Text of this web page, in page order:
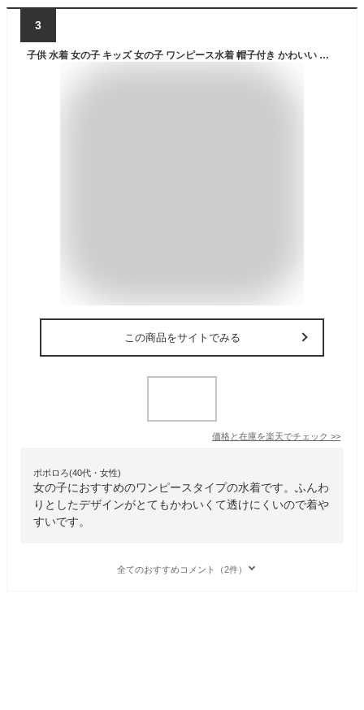
3
子供 水着 女の子 キッズ 女の子 ワンピース水着 帽子付き かわいい リボン プリンセス フリル シャーリング 110 120 130 140 送料無料 子供水着 キッズ水着 女の子水着 学校用水着 幼稚園 保育園
この商品をサイトでみる
価格と在庫を楽天でチェック >>
ポポロろ(40代・女性)
女の子におすすめのワンピースタイプの水着です。ふんわ
りとしたデザインがとてもかわいくて透けにくいので着や
すいです。
全てのおすすめコメント（2件）